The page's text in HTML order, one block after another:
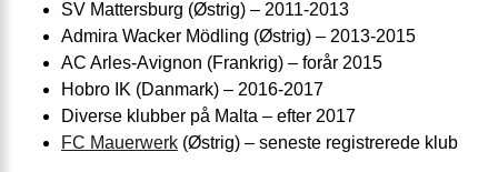
SV Mattersburg (Østrig) – 2011-2013
Admira Wacker Mödling (Østrig) – 2013-2015
AC Arles-Avignon (Frankrig) – forår 2015
Hobro IK (Danmark) – 2016-2017
Diverse klubber på Malta – efter 2017
FC Mauerwerk (Østrig) – seneste registrerede klub